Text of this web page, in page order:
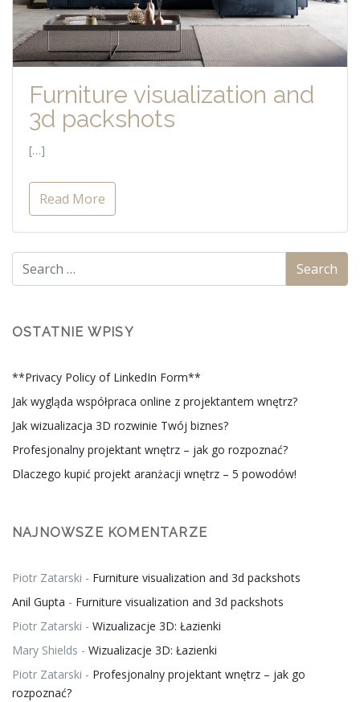
Furniture visualization and
3d packshots
[…]
Read More
OSTATNIE WPISY
**Privacy Policy of LinkedIn Form**
Jak wygląda współpraca online z projektantem wnętrz?
Jak wizualizacja 3D rozwinie Twój biznes?
Profesjonalny projektant wnętrz – jak go rozpoznać?
Dlaczego kupić projekt aranżacji wnętrz – 5 powodów!
NAJNOWSZE KOMENTARZE
Piotr Zatarski - Furniture visualization and 3d packshots
Anil Gupta - Furniture visualization and 3d packshots
Piotr Zatarski - Wizualizacje 3D: Łazienki
Mary Shields - Wizualizacje 3D: Łazienki
Piotr Zatarski - Profesjonalny projektant wnętrz – jak go
rozpoznać?